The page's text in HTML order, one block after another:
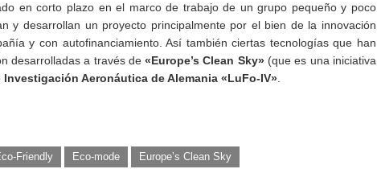
en corto plazo en el marco de trabajo de un grupo pequeño y poco
y desarrollan un proyecto principalmente por el bien de la innovación
y con autofinanciamiento. Así también ciertas tecnologías que han
desarrolladas a través de«Europe’s Clean Sky»(que es una iniciativa
Investigación Aeronáutica de Alemania «LuFo-IV».
Friendly Eco-mode
Europe’s Clean Sky